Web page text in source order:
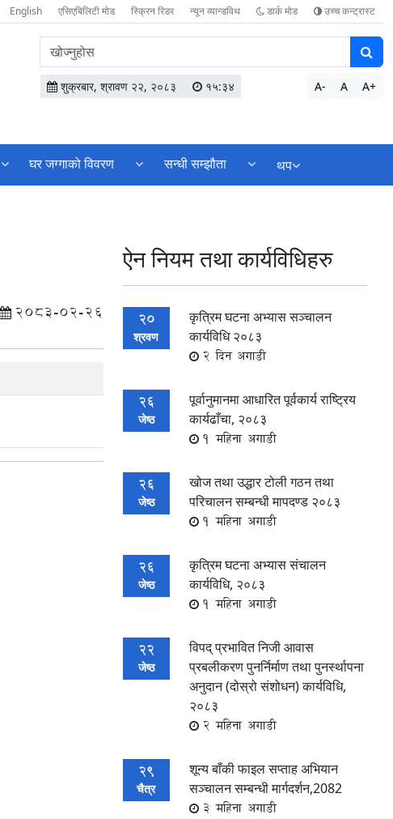
English एसिएबिलिटी मोड स्क्रिन रिडर न्यून व्यान्डविथ डार्क मोड उच्च कन्ट्रास्ट
वेबसाइटमा
सामग्री
खोज्नुहोस
शुक्रबार, श्रावण २२, २०८३ १५:३४ A- A A+
घर जग्गाको विवरण सन्धी सम्झौता थप
2083-02-26
ऐन नियम तथा कार्यविधिहरु
20
श्रवण
कृत्रिम घटना अभ्यास सञ्चालन
कार्यविधि २०८३
2 दिन अगाडी
26
जेष्ठ
पूर्वानुमानमा आधारित पूर्वकार्य राष्ट्रिय
कार्यढाँचा, २०८३
1 महिना अगाडी
26
जेष्ठ
खोज तथा उद्धार टोली गठन तथा
परिचालन सम्बन्धी मापदण्ड २०८३
1 महिना अगाडी
26
जेष्ठ
कृत्रिम घटना अभ्यास संचालन
कार्यविधि, २०८३
1 महिना अगाडी
22
जेष्ठ
विपद् प्रभावित निजी आवास
प्रबलीकरण पुनर्निर्माण तथा पुनर्स्थापना
अनुदान (दोस्रो संशोधन) कार्यविधि,
२०८३
2 महिना अगाडी
29
चैत्र
शून्य बाँकी फाइल सप्ताह अभियान
सञ्चालन सम्बन्धी मार्गदर्शन,2082
3 महिना अगाडी